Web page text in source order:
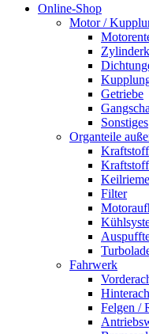
Online-Shop
Motor /
Getriebe
Sonstiges
Organteile
Filter
Fahrwerk
Felgen /